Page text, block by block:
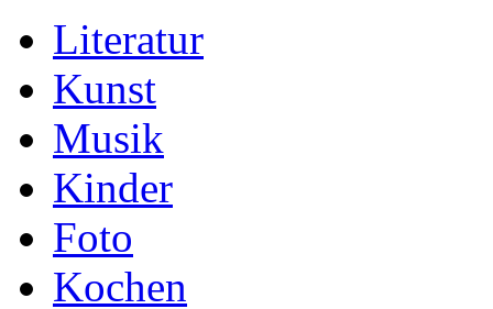
Literatur
Kunst
Musik
Kinder
Foto
Kochen